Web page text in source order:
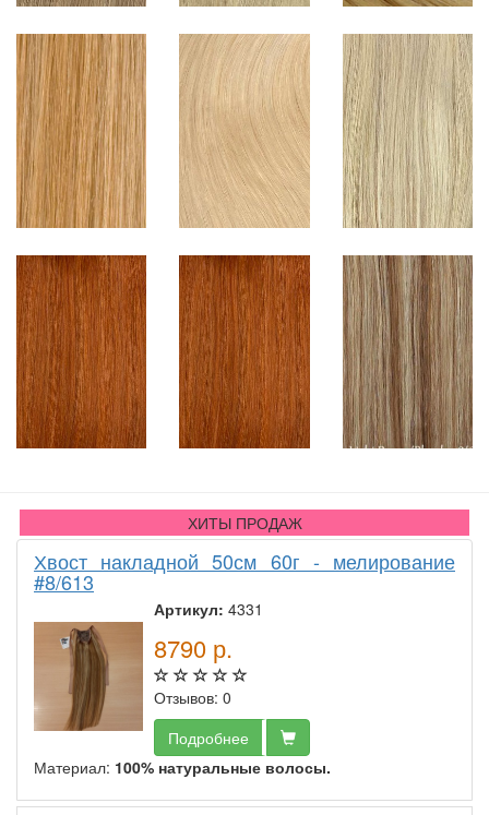
ХИТЫ ПРОДАЖ
Хвост накладной 50см 60г - мелирование
#8/613
Артикул: 4331
8790 р.
Отзывов: 0
Подробнее
Материал: 100% натуральные волосы.